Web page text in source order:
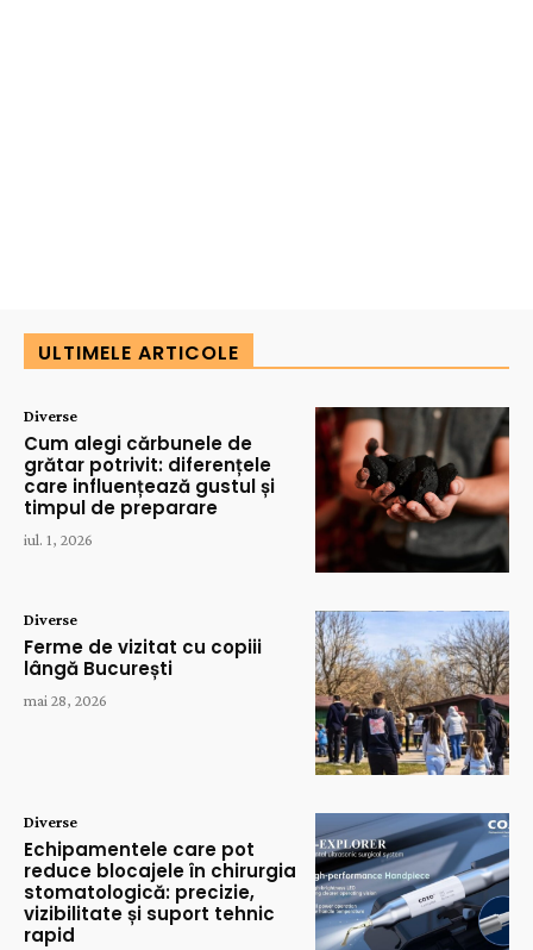
ULTIMELE ARTICOLE
Diverse
Cum alegi cărbunele de
grătar potrivit: diferențele
care influențează gustul și
timpul de preparare
iul. 1, 2026
Diverse
Ferme de vizitat cu copiii
lângă București
mai 28, 2026
Diverse
Echipamentele care pot
reduce blocajele în chirurgia
stomatologică: precizie,
vizibilitate și suport tehnic
rapid